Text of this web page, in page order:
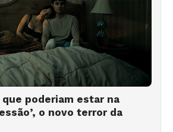
que poderiam estar na
o novo terror da